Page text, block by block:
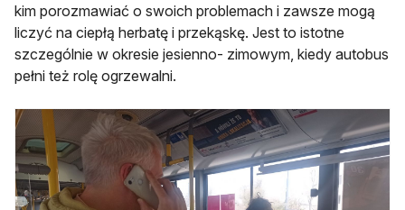
kim porozmawiać o swoich problemach i zawsze mogą
liczyć na ciepłą herbatę i przekąskę. Jest to istotne
szczególnie w okresie jesienno- zimowym, kiedy autobus
pełni też rolę ogrzewalni.